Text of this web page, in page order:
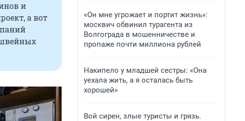
и
а вот
«Он мне угрожает и портит жизнь»:
москвич обвинил турагента из
Волгограда в мошенничестве и
пропаже почти миллиона рублей
Накипело у младшей сестры: «Она
уехала жить, а я осталась быть
хорошей»
Вой сирен, злые туристы и грязь.